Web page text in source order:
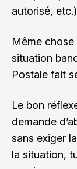
autorisé,
Même
situation
Postale fait
Le bon
demande
sans exiger
la situation,